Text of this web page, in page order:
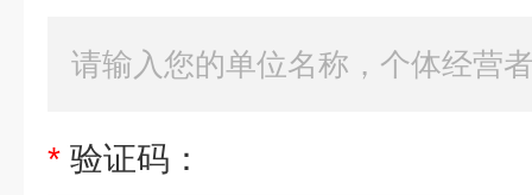
* 验证码：